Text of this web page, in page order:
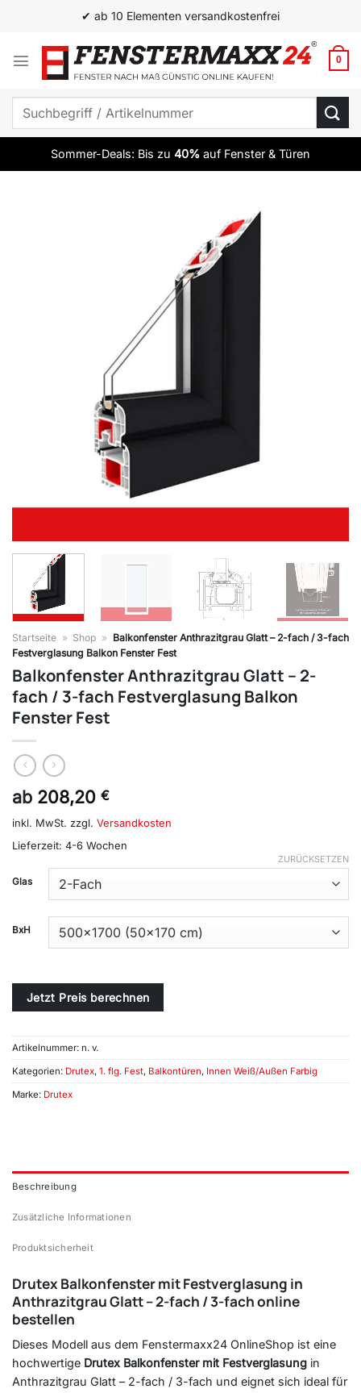
springen
✔ ab 10 Elementen versandkostenfrei
0
Suchen
Sommer-Deals: Bis zu 40% auf Fenster & Türen
Startseite » Shop » Balkonfenster Anthrazitgrau Glatt – 2-fach / 3-fach
Festverglasung Balkon Fenster Fest
Balkonfenster Anthrazitgrau Glatt – 2-
fach / 3-fach Festverglasung Balkon
Fenster Fest
ab 208,20 €
inkl. MwSt. zzgl. Versandkosten
Lieferzeit: 4-6 Wochen
Glas
BxH
ZURÜCKSETZEN
Alternative:
Jetzt Preis berechnen
Artikelnummer: n. v.
Kategorien: Drutex, 1. flg. Fest, Balkontüren, Innen Weiß/Außen Farbig
Marke: Drutex
Beschreibung
Zusätzliche Informationen
Produktsicherheit
Drutex Balkonfenster mit Festverglasung in
Anthrazitgrau Glatt – 2-fach / 3-fach online
bestellen
Dieses Modell aus dem Fenstermaxx24 OnlineShop ist eine
hochwertige Drutex Balkonfenster mit Festverglasung in
Anthrazitgrau Glatt – 2-fach / 3-fach und eignet sich ideal für